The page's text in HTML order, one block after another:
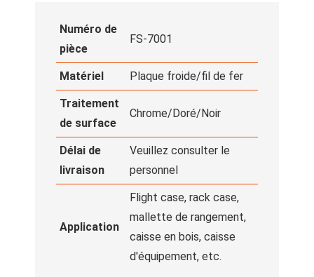
Numéro de
pièce
FS-7001
Matériel Plaque froide/fil de fer
Traitement
de surface
Chrome/Doré/Noir
Délai de
livraison
Veuillez consulter le
personnel
Application
Flight case, rack case,
mallette de rangement,
caisse en bois, caisse
d'équipement, etc.